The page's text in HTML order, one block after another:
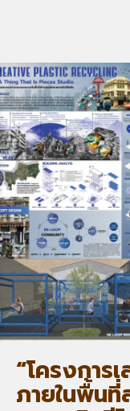
“โครงการ
ภายในพื้นที่